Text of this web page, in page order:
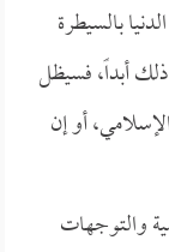
بالسيطرة
أبداً، فسيظل
أو إن
والتوجهات